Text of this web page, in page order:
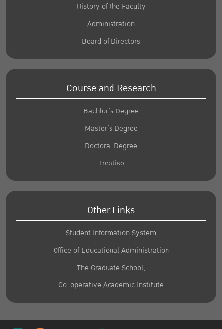
History of the Faculty
Administration
Board of Directors
Course and Research
Bachlor’s Degree
Master’s Degree
Doctoral Degree
Treatise
Other Links
Student Information System
Office of Educational Administration
The Graduate School,
Co-operative Academic Institute